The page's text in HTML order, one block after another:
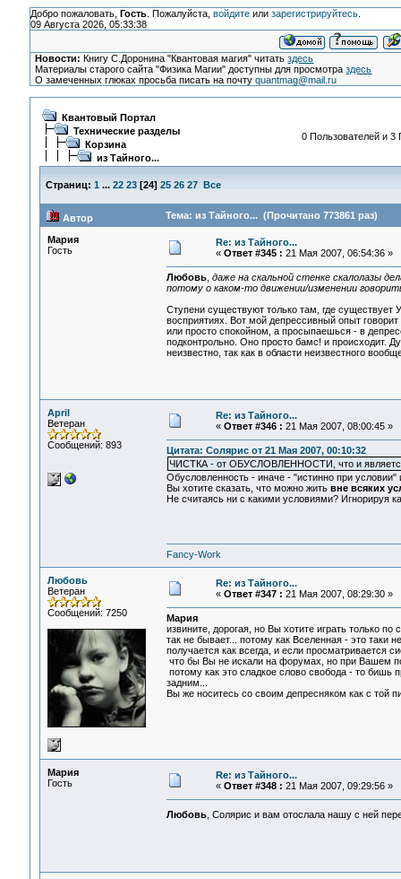
Добро пожаловать, Гость. Пожалуйста, войдитеили зарегистрируйтесь.
09 Августа 2026, 05:33:38
Новости: Книгу С.Доронина "Квантовая магия" читатьздесь
Материалы старого сайта "Физика Магии" доступны для просмотраздесь
О замеченных глюках просьба писать на почтуquantmag@mail.ru
Квантовый Портал
Технические разделы
Корзина
из Тайного...
0 Пользователей и 3
Страниц: 1 ... 22 23[24] 25 26 27 Все
Автор Тема: из Тайного... (Прочитано 773861 раз)
Мария
Гость
Re: из Тайного...
« Ответ #345 : 21 Мая 2007, 06:54:36 »
Любовь, даже на скальной стенке скалолазы
потому о каком-то движении/изменении
Ступени существуют только там, где
восприятиях. Вот мой депрессивный опыт
или просто спокойном, а просыпаешься - в
подконтрольно. Оно просто бамс! и происходит.
неизвестно, так как в области неизвестного
April
Ветеран
Сообщений: 893
Re: из Тайного...
« Ответ #346 : 21 Мая 2007, 08:00:45 »
Цитата: Солярис от 21 Мая 2007, 00:10:32
ЧИСТКА - от ОБУСЛОВЛЕННОСТИ, что и является
Обусловленность - иначе - "истинно при
Вы хотите сказать, что можно жить вне всяких
Не считаясь ни с какими условиями? Игнорируя
Fancy-Work
Любовь
Ветеран
Сообщений: 7250
Re: из Тайного...
« Ответ #347 : 21 Мая 2007, 08:29:30 »
Мария
извините, дорогая, но Вы хотите играть только
так не бывает... потому как Вселенная - это таки
получается как всегда, и если просматривается
что бы Вы не искали на форумах, но при Вашем
потому как это сладкое слово свобода - то бишь
задним...
Вы же носитесь со своим депресняком как с той
Мария
Гость
Re: из Тайного...
« Ответ #348 : 21 Мая 2007, 09:29:56 »
Любовь, Солярис и вам отослала нашу с ней